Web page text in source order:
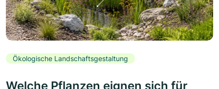
Ökologische Landschaftsgestaltung
Welche Pflanzen eignen sich für